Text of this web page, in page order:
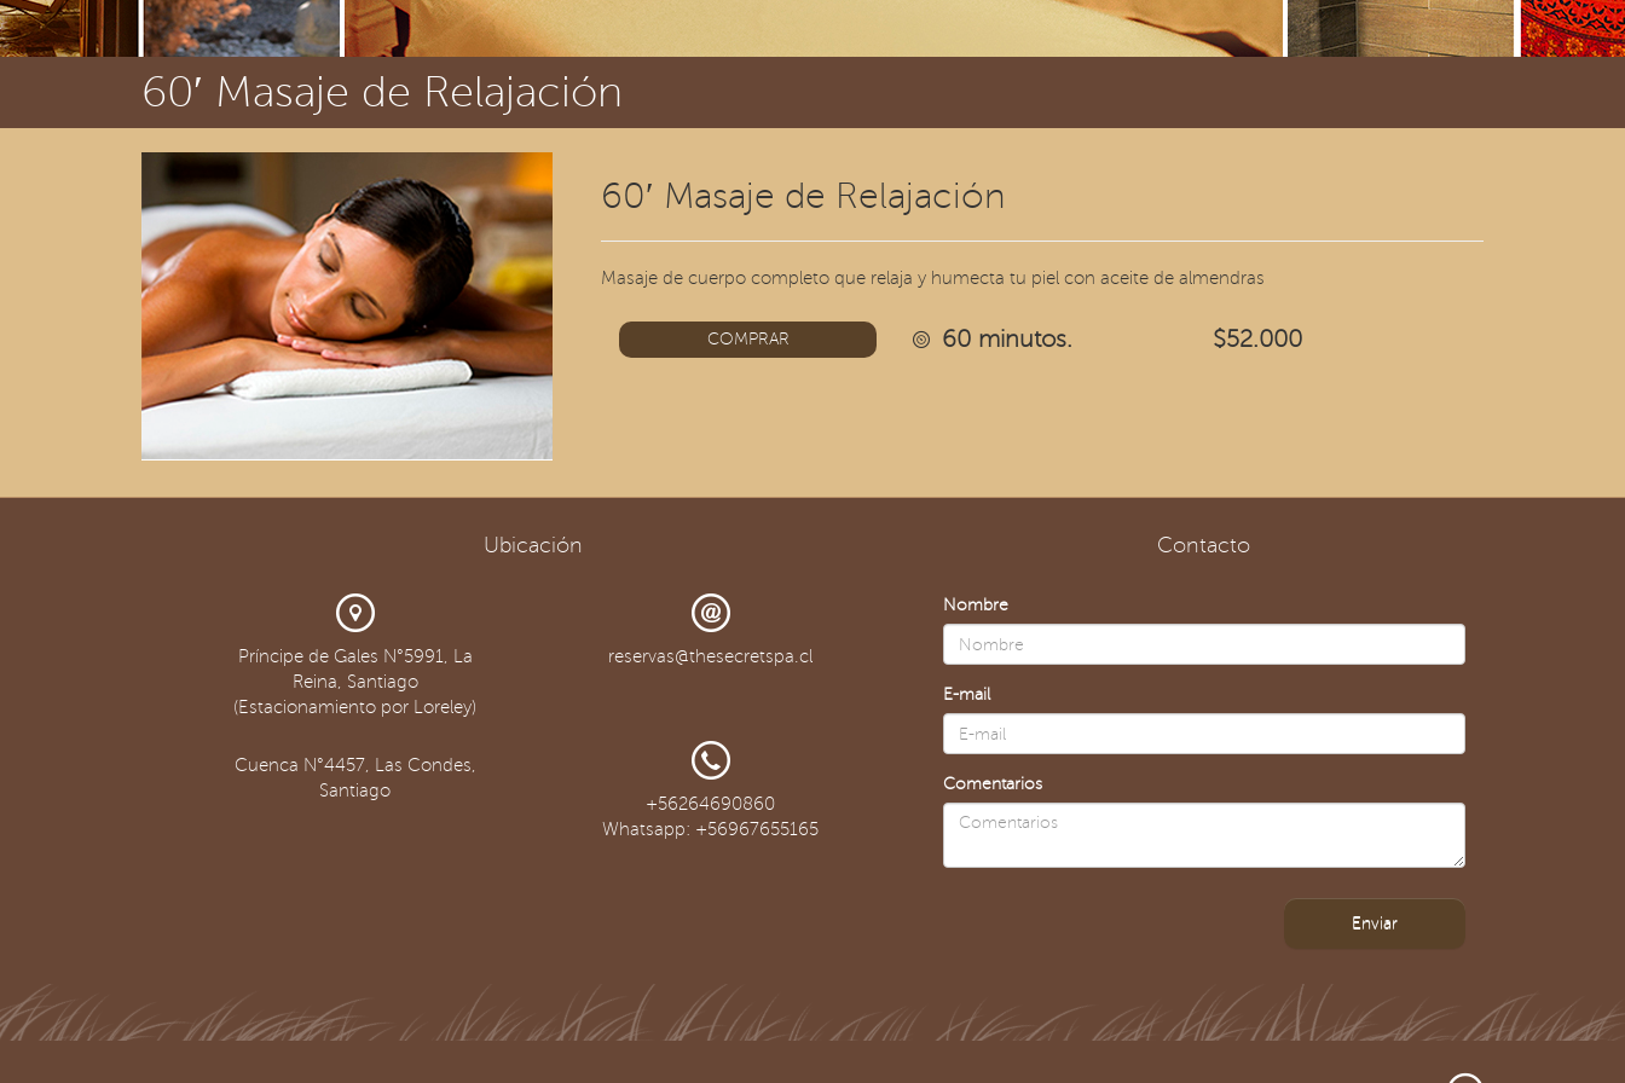
60′ Masaje de Relajación
60′ Masaje de Relajación
Masaje de cuerpo completo que relaja y humecta tu piel con aceite de almendras
COMPRAR 60 minutos. $52.000
Ubicación
Príncipe de Gales N°5991, La
Reina, Santiago
(Estacionamiento por Loreley)
Cuenca N°4457, Las Condes,
Santiago
reservas@thesecretspa.cl
+56264690860
Whatsapp: +56967655165
Contacto
Nombre
E-mail
Comentarios
Enviar